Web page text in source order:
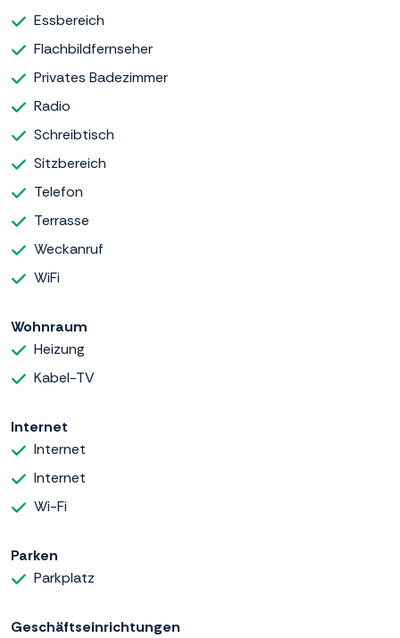
Essbereich
Flachbildfernseher
Privates Badezimmer
Radio
Schreibtisch
Sitzbereich
Telefon
Terrasse
Weckanruf
WiFi
Wohnraum
Heizung
Kabel-TV
Internet
Internet
Internet
Wi-Fi
Parken
Parkplatz
Geschäftseinrichtungen